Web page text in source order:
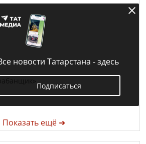
Показать ещё ➜
новости Татарстана - здесь
Подписаться